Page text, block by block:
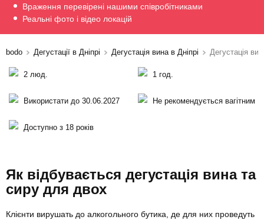
Враження перевірені нашими співробітниками
Реальні фото і відео локацій
bodo Дегустації в Дніпрі Дегустація вина в Дніпрі Дегустація
2 люд. 1 год.
Використати до 30.06.2027 Не рекомендується вагітним
Доступно з 18 років
Як відбувається дегустація вина та
сиру для двох
Клієнти вирушать до алкогольного бутика, де для них проведуть